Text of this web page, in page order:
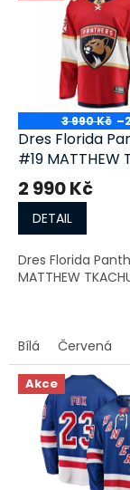
ůo
d
3 990 Kč
Dres Florida
#19 MATTHEW
replika
2 990 Kč
DETAIL
Dres Florida
MATTHEW
Bílá Červená
Akce